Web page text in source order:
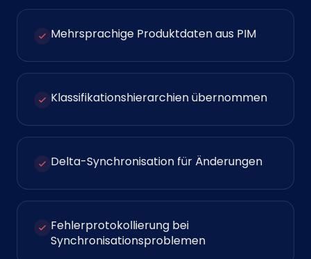
Mehrsprachige Produktdaten aus PIM
Klassifikationshierarchien übernommen
Delta-Synchronisation für Änderungen
Fehlerprotokollierung bei
Synchronisationsproblemen